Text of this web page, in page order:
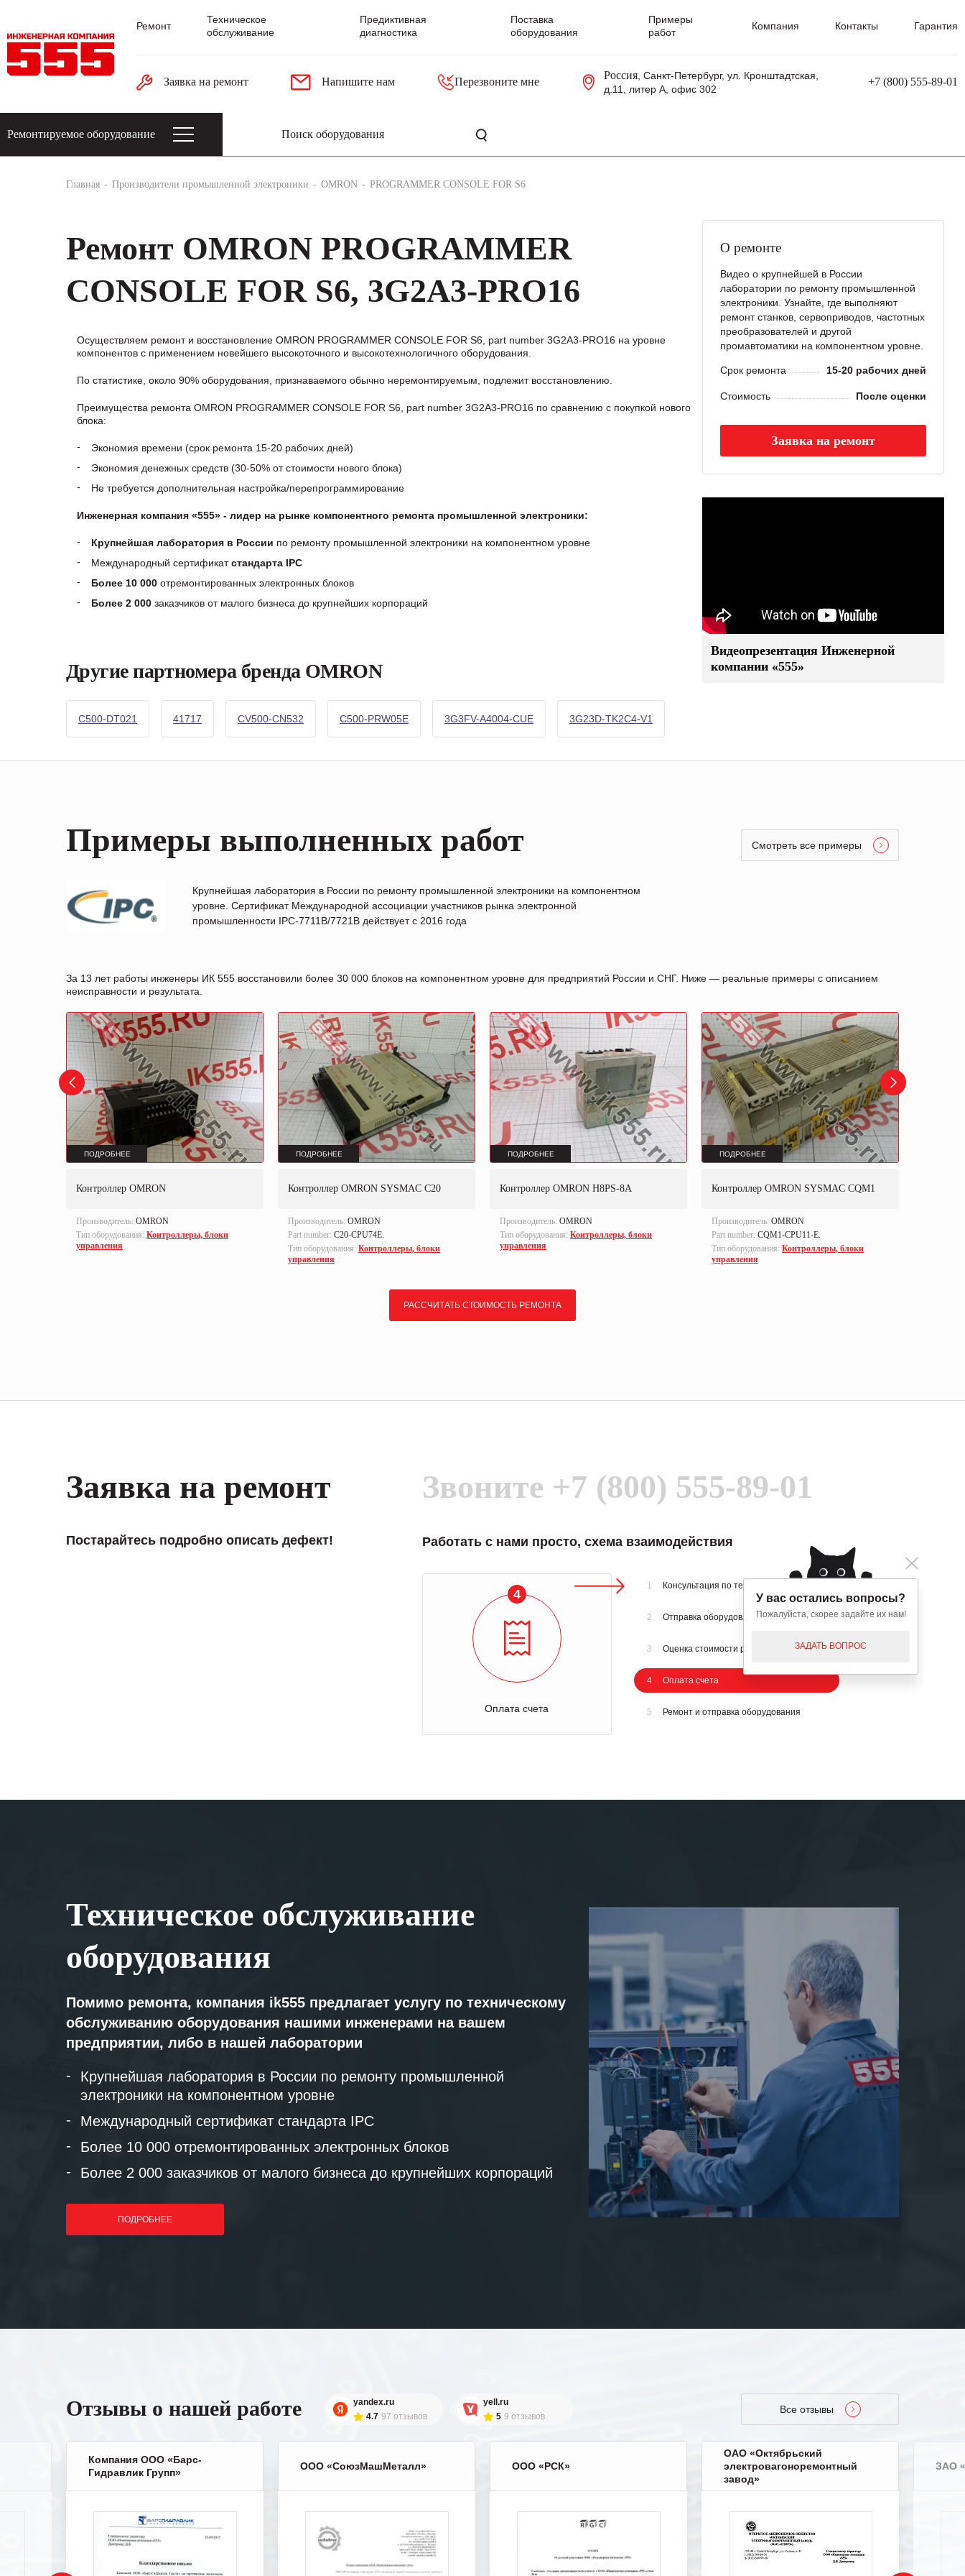
Ремонт
Техническое
обслуживание
Предиктивная
диагностика
Поставка
оборудования
Примеры
работ
Компания Контакты Гарантия
Заявка на ремонт Напишите нам Перезвоните мне
Россия, Санкт-Петербург, ул. Кронштадтская,
д.11, литер А, офис 302
+7 (800) 555-89-01
Ремонтируемое оборудование
Главная Производители промышленной электроники OMRON PROGRAMMER CONSOLE FOR S6
Ремонт OMRON PROGRAMMER
CONSOLE FOR S6, 3G2A3-PRO16
Осуществляем ремонт и восстановление OMRON PROGRAMMER CONSOLE FOR S6, part number 3G2A3-PRO16 на уровне
компонентов с применением новейшего высокоточного и высокотехнологичного оборудования.
По статистике, около 90% оборудования, признаваемого обычно неремонтируемым, подлежит восстановлению.
Преимущества ремонта OMRON PROGRAMMER CONSOLE FOR S6, part number 3G2A3-PRO16 по сравнению с покупкой нового
блока:
Экономия времени (срок ремонта 15-20 рабочих дней)
Экономия денежных средств (30-50% от стоимости нового блока)
Не требуется дополнительная настройка/перепрограммирование
Инженерная компания «555» - лидер на рынке компонентного ремонта промышленной электроники:
Крупнейшая лаборатория в России по ремонту промышленной электроники на компонентном уровне
Международный сертификатстандарта IPC
Более 10 000 отремонтированных электронных блоков
Более 2 000 заказчиков от малого бизнеса до крупнейших корпораций
Другие партномера бренда OMRON
C500-DT021 41717 CV500-CN532 C500-PRW05E 3G3FV-A4004-CUE 3G23D-TK2C4-V1
О ремонте
Видео о крупнейшей в России
лаборатории по ремонту промышленной
электроники. Узнайте, где выполняют
ремонт станков, сервоприводов, частотных
преобразователей и другой
промавтоматики на компонентном уровне.
Срок ремонта 15-20 рабочих дней
Стоимость После оценки
Заявка на ремонт
Видеопрезентация Инженерной
компании «555»
Примеры выполненных работ
Крупнейшая лаборатория в России по ремонту промышленной электроники на компонентном
уровне. Сертификат Международной ассоциации участников рынка электронной
промышленности IPC-7711B/7721B действует с 2016 года
Смотреть все примеры
За 13 лет работы инженеры ИК 555 восстановили более 30 000 блоков на компонентном уровне для предприятий России и СНГ. Ниже — реальные примеры с описанием
неисправности и результата.
ПОДРОБНЕЕ
Контроллер OMRON
Производитель: OMRON
Тип оборудования: Контроллеры, блоки
управления
ПОДРОБНЕЕ
Контроллер OMRON SYSMAC C20
Производитель: OMRON
Part number: C20-CPU74E.
Тип оборудования: Контроллеры, блоки
управления
ПОДРОБНЕЕ
Контроллер OMRON H8PS-8A
Производитель: OMRON
Тип оборудования: Контроллеры, блоки
управления
ПОДРОБНЕЕ
Контроллер OMRON SYSMAC CQM1
Производитель: OMRON
Part number: CQM1-CPU11-E.
Тип оборудования: Контроллеры, блоки
управления
РАССЧИТАТЬ СТОИМОСТЬ РЕМОНТА
Заявка на ремонт
Постарайтесь подробно описать дефект!
Звоните +7 (800) 555-89-01
Работать с нами просто, схема взаимодействия
4
Оплата счета
1 Консультация по телефону
2 Отправка оборудования на осмотр
3 Оценка стоимости ремонта
4 Оплата счета
5 Ремонт и отправка оборудования
Техническое обслуживание
оборудования
Помимо ремонта, компания ik555 предлагает услугу по техническому
обслуживанию оборудования нашими инженерами на вашем
предприятии, либо в нашей лаборатории
Крупнейшая лаборатория в России по ремонту промышленной
электроники на компонентном уровне
Международный сертификат стандарта IPC
Более 10 000 отремонтированных электронных блоков
Более 2 000 заказчиков от малого бизнеса до крупнейших корпораций
ПОДРОБНЕЕ
Отзывы о нашей работе
yandex.ru
4.7 97 отзывов
yell.ru
5 9 отзывов
Все отзывы
Компания ООО «Барс-
Гидравлик Групп»
ООО «СоюзМашМеталл» ООО «РСК»
ОАО «Октябрьский
электровагоноремонтный
завод»
ЗАО
У вас остались вопросы?
Пожалуйста, скорее задайте их нам!
ЗАДАТЬ ВОПРОС